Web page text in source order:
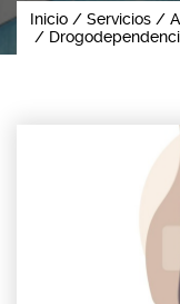
Inicio Servicios